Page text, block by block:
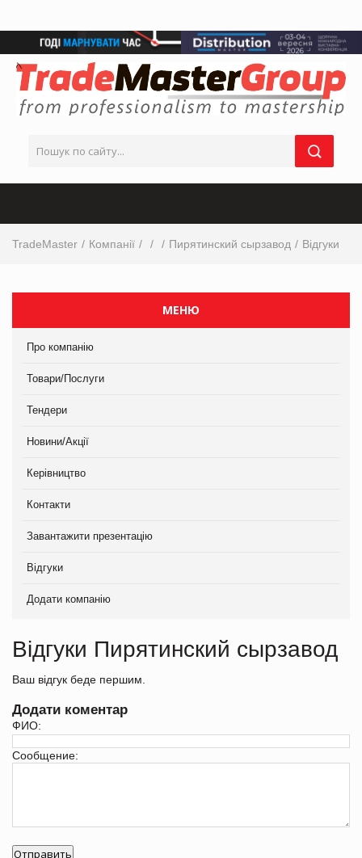
TradeMaster Компанії Пирятинский сырзавод Відгуки
МЕНЮ
Про компанію
Товари/Послуги
Тендери
Новини/Акції
Керівництво
Контакти
Завантажити презентацію
Відгуки
Додати компанію
Відгуки Пирятинский сырзавод
Ваш відгук беде першим.
Додати коментар
ФИО:
Сообщение: